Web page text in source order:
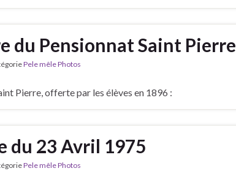
du Pensionnat Saint Pierre
Pele mêle Photos
Pierre, offerte par les élèves en 1896 :
du 23 Avril 1975
Pele mêle Photos